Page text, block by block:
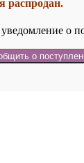
распродан.
о